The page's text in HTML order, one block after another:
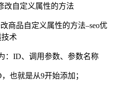
改自定义属性的方法
：ID、调用参数、参数名称
也就是从9开始添加；